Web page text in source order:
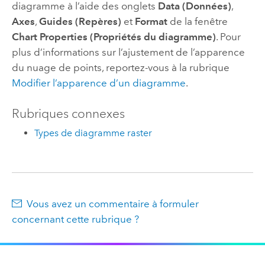
diagramme à l’aide des onglets Data (Données),
Axes, Guides (Repères) et Formatde la fenêtre
Chart Properties (Propriétés du diagramme). Pour
plus d’informations sur l’ajustement de l’apparence
du nuage de points, reportez-vous à la rubrique
Modifier l’apparence d’un diagramme.
Rubriques connexes
Types de diagramme raster
Vous avez un commentaire à formuler
concernant cette rubrique ?